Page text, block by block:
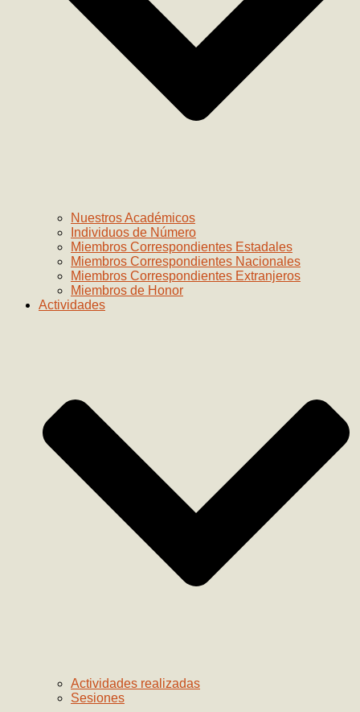
Nuestros Académicos
Individuos de Número
Miembros Correspondientes Estadales
Miembros Correspondientes Nacionales
Miembros Correspondientes Extranjeros
Miembros de Honor
Actividades
Actividades realizadas
Sesiones